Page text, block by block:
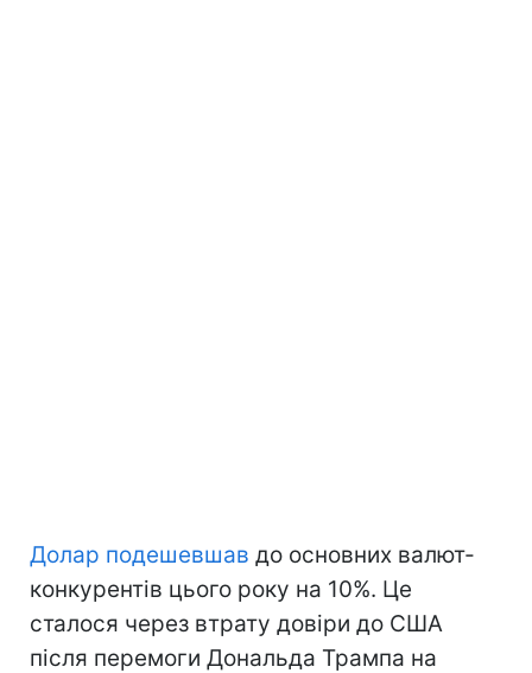
Долар подешевшав до основних валют-
конкурентів цього року на 10%. Це
сталося через втрату довіри до США
після перемоги Дональда Трампа на